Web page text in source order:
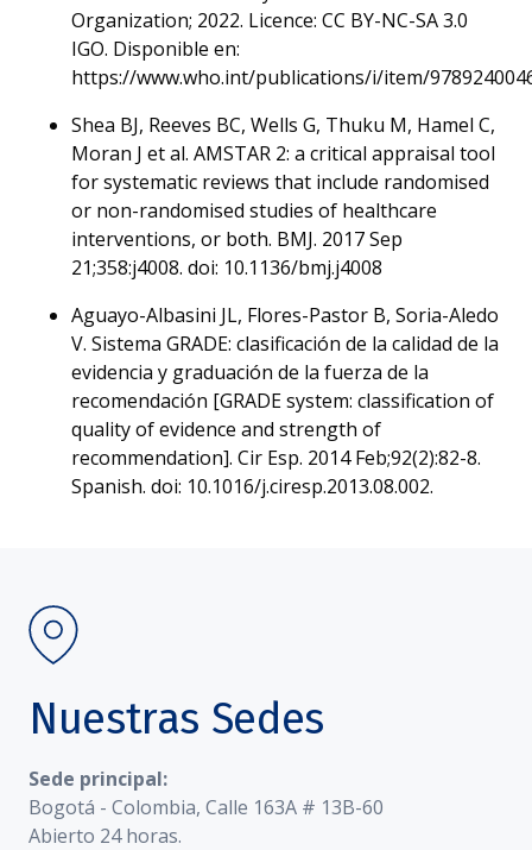
Organization; 2022. Licence: CC BY-NC-SA 3.0
IGO. Disponible en:
https://www.who.int/publications/i/item/
Shea BJ, Reeves BC, Wells G, Thuku M, Hamel C,
Moran J et al. AMSTAR 2: a critical appraisal tool
for systematic reviews that include randomised
or non-randomised studies of healthcare
interventions, or both. BMJ. 2017 Sep
21;358:j4008. doi: 10.1136/bmj.j4008
Aguayo-Albasini JL, Flores-Pastor B, Soria-Aledo
V. Sistema GRADE: clasificación de la calidad de la
evidencia y graduación de la fuerza de la
recomendación [GRADE system: classification of
quality of evidence and strength of
recommendation]. Cir Esp. 2014 Feb;92(2):82-8.
Spanish. doi: 10.1016/j.ciresp.2013.08.002.
Nuestras Sedes
Sede principal:
Bogotá - Colombia, Calle 163A # 13B-60
Abierto 24 horas.